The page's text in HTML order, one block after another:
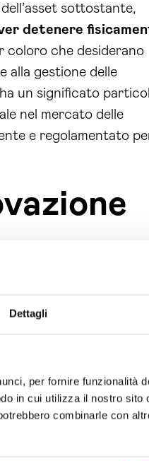
Dettagli
per fornire funzionalità
in cui utilizza il nostro
combinarle con
sottostante,
detenere
coloro che desiderano
alla gestione delle
un significato
nel mercato delle
e regolamentato
Fin dal 2013, quando è
la SEC ha
mancanza di
degli
mantenuta nel
insufficiente.